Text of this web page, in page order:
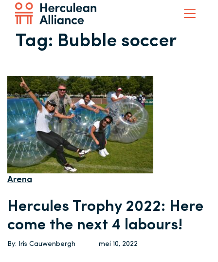
Tag: Bubble soccer
Arena
Hercules Trophy 2022: Here
come the next 4 labours!
By: Iris Cauwenbergh mei 10, 2022